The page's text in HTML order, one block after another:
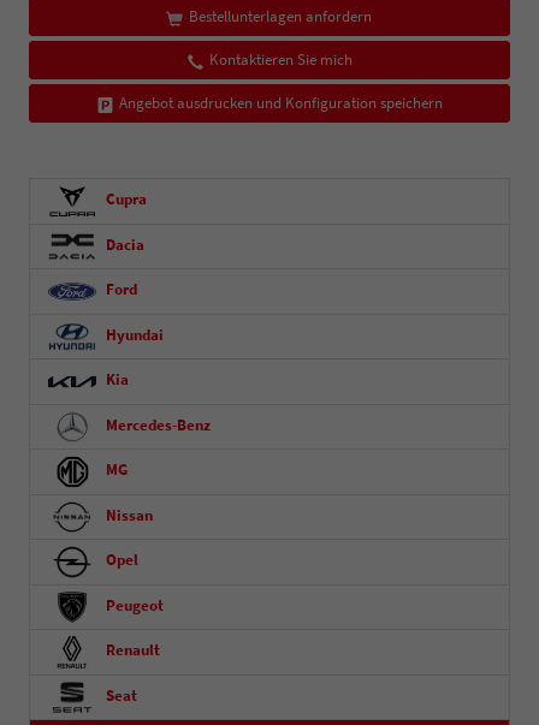
Bestellunterlagen anfordern
Kontaktieren Sie mich
Angebot ausdrucken und Konfiguration speichern
Cupra
Dacia
Ford
Hyundai
Kia
Mercedes-Benz
MG
Nissan
Opel
Peugeot
Renault
Seat